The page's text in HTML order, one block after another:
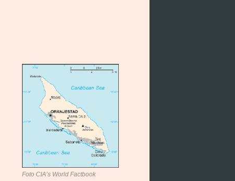
Foto CIA’s World Factbook